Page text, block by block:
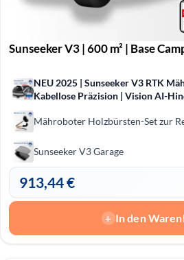
Sunseeker V3 | 600 m² | Base
NEU 2025 | Sunseeker V3 RTK
Kabellose Präzision | Vision AI-
Mähroboter Holzbürsten-Set zur
Sunseeker V3 Garage
913,44€
+ In den